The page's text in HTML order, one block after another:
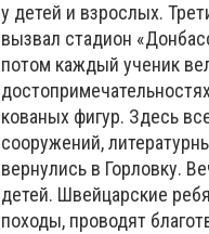
у детей и взрослых.
вызвал стадион
потом каждый ученик
кованых фигур. Здесь
сооружений,
вернулись в Горловку.
детей. Швейцарские
походы, проводят